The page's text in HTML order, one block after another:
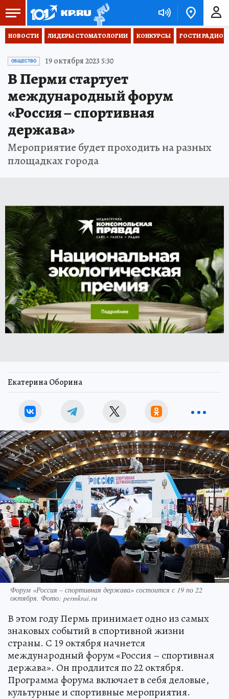
НОВОСТИ ЛИДЕРЫ СТОМАТОЛОГИИ КОНКУРСЫ ГОСТИ РАДИО
ОБЩЕСТВО 19 октября 2023 5:30
В Перми стартует
международный форум
«Россия – спортивная
держава»
Мероприятие будет проходить на разных
площадках города
Екатерина Оборина
Форум «Россия – спортивная держава» состоится с 19 по 22
октября. Фото: permkrai.ru
В этом году Пермь принимает одно из самых
знаковых событий в спортивной жизни
страны. С 19 октября начнется
международный форум «Россия – спортивная
держава». Он продлится по 22 октября.
Программа форума включает в себя деловые,
культурные и спортивные мероприятия.